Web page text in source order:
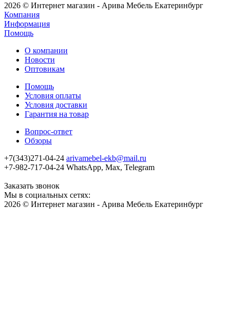
2026 © Интернет магазин - Арива Мебель Екатеринбург
Компания
Информация
Помощь
О компании
Новости
Оптовикам
Помощь
Условия оплаты
Условия доставки
Гарантия на товар
Вопрос-ответ
Обзоры
+7(343)271-04-24 arivamebel-ekb@mail.ru
+7-982-717-04-24 WhatsApp, Max, Telegram
Заказать звонок
Мы в социальных сетях:
2026 © Интернет магазин - Арива Мебель Екатеринбург